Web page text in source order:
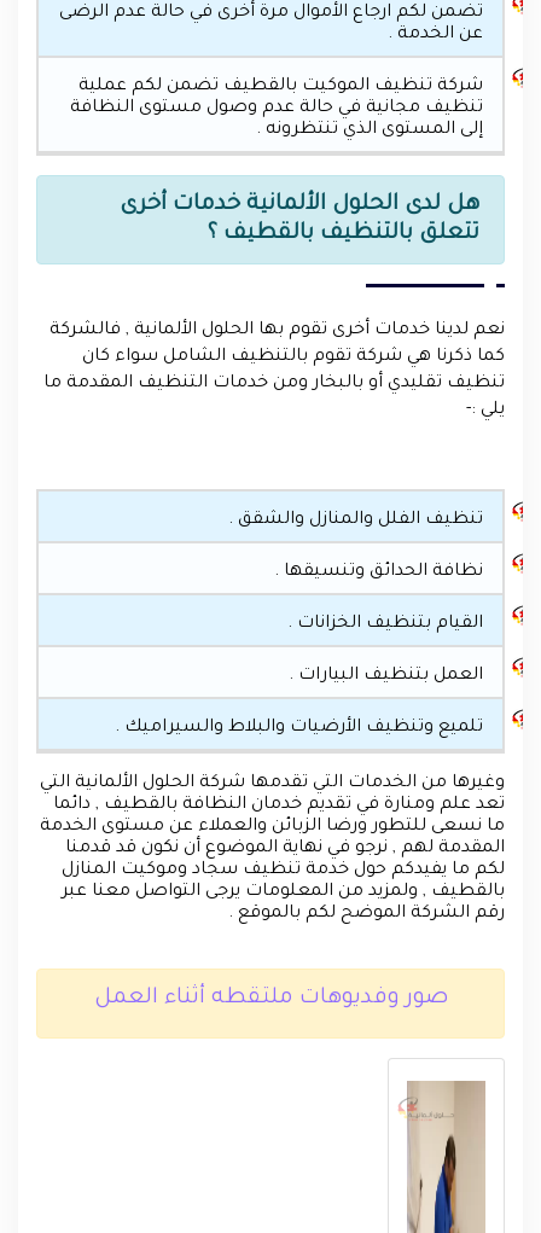
تضمن لكم ارجاع الأموال مرة أخرى في حالة عدم الرضى
عن الخدمة .
شركة تنظيف الموكيت بالقطيف تضمن لكم عملية
تنظيف مجانية في حالة عدم وصول مستوى النظافة
إلى المستوى الذي تنتظرونه .
هل لدى الحلول الألمانية خدمات أخرى
تتعلق بالتنظيف بالقطيف ؟
نعم لدينا خدمات أخرى تقوم بها الحلول الألمانية , فالشركة
كما ذكرنا هي شركة تقوم بالتنظيف الشامل سواء كان
تنظيف تقليدي أو بالبخار ومن خدمات التنظيف المقدمة ما
يلي :-
تنظيف الفلل والمنازل والشقق .
نظافة الحدائق وتنسيقها .
القيام بتنظيف الخزانات .
العمل بتنظيف البيارات .
تلميع وتنظيف الأرضيات والبلاط والسيراميك .
وغيرها من الخدمات التي تقدمها شركة الحلول الألمانية التي
تعد علم ومنارة في تقديم خدمان النظافة بالقطيف , دائما
ما نسعى للتطور ورضا الزبائن والعملاء عن مستوى الخدمة
المقدمة لهم , نرجو في نهاية الموضوع أن نكون قد قدمنا
لكم ما يفيدكم حول خدمة تنظيف سجاد وموكيت المنازل
بالقطيف , ولمزيد من المعلومات يرجى التواصل معنا عبر
رقم الشركة الموضح لكم بالموقع .
صور وفديوهات ملتقطه أثناء العمل